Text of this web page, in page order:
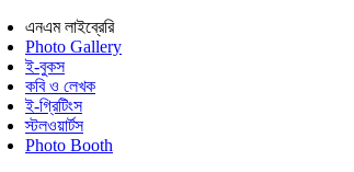
এনএম লাইব্রেরি
Photo Gallery
ই-বুকস
কবি ও লেখক
ই-গ্রিটিংস
স্টলওয়ার্টস
Photo Booth